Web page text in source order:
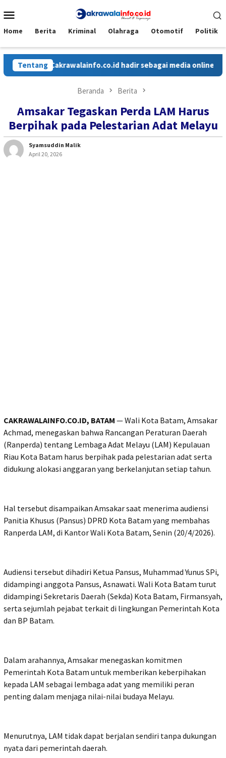
ke
Mobile
Home Berita Kriminal Olahraga Otomotif Politik
Tentang
Cakrawalainfo.co.id hadir sebagai media online yang
Beranda Berita
Amsakar Tegaskan Perda LAM Harus
Berpihak pada Pelestarian Adat Melayu
Syamsuddin Malik
April 20, 2026
CAKRAWALAINFO.CO.ID, BATAM — Wali Kota Batam, Amsakar
Achmad, menegaskan bahwa Rancangan Peraturan Daerah
(Ranperda) tentang Lembaga Adat Melayu (LAM) Kepulauan
Riau Kota Batam harus berpihak pada pelestarian adat serta
didukung alokasi anggaran yang berkelanjutan setiap tahun.
Hal tersebut disampaikan Amsakar saat menerima audiensi
Panitia Khusus (Pansus) DPRD Kota Batam yang membahas
Ranperda LAM, di Kantor Wali Kota Batam, Senin (20/4/2026).
Audiensi tersebut dihadiri Ketua Pansus, Muhammad Yunus SPi,
didampingi anggota Pansus, Asnawati. Wali Kota Batam turut
didampingi Sekretaris Daerah (Sekda) Kota Batam, Firmansyah,
serta sejumlah pejabat terkait di lingkungan Pemerintah Kota
dan BP Batam.
Dalam arahannya, Amsakar menegaskan komitmen
Pemerintah Kota Batam untuk memberikan keberpihakan
kepada LAM sebagai lembaga adat yang memiliki peran
penting dalam menjaga nilai-nilai budaya Melayu.
Menurutnya, LAM tidak dapat berjalan sendiri tanpa dukungan
nyata dari pemerintah daerah.